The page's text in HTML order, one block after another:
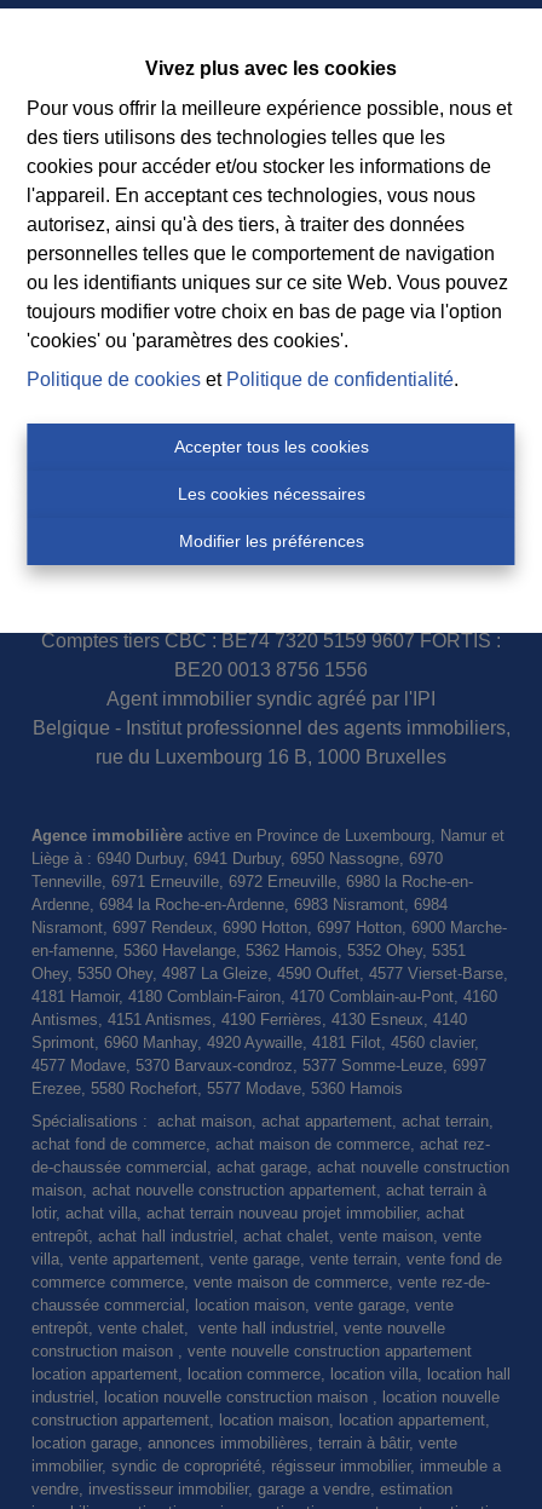
Vivez plus avec les cookies
Pour vous offrir la meilleure expérience possible, nous et
des tiers utilisons des technologies telles que les
cookies pour accéder et/ou stocker les informations de
l'appareil. En acceptant ces technologies, vous nous
autorisez, ainsi qu'à des tiers, à traiter des données
personnelles telles que le comportement de navigation
ou les identifiants uniques sur ce site Web. Vous pouvez
toujours modifier votre choix en bas de page via l'option
'cookies' ou 'paramètres des cookies'.
Politique de cookies et Politique de confidentialité.
Accepter tous les cookies
Les cookies nécessaires
Modifier les préférences
Rue Jean de Bohême 5
6940 DURBUY
Tel.:+32 86 218080
E-mail:info@cosseimmo.be
Suivez nos nouveaux biens, nos conseils immobiliers et
l’actualité de l’agence à Durbuy sur nos réseaux
sociaux.
COSSE Paul - IPI 100.854
Police assurance responsabilité civile et garantie : AXA
Comptes tiers CBC : BE74 7320 5159 9607 FORTIS :
BE20 0013 8756 1556
Agent immobilier syndic agréé par l'IPI
Belgique - Institut professionnel des agents immobiliers,
rue du Luxembourg 16 B, 1000 Bruxelles
Agence immobilière active en Province de Luxembourg, Namur et
Liège à : 6940 Durbuy, 6941 Durbuy, 6950 Nassogne, 6970
Tenneville, 6971 Erneuville, 6972 Erneuville, 6980 la Roche-en-
Ardenne, 6984 la Roche-en-Ardenne, 6983 Nisramont, 6984
Nisramont, 6997 Rendeux, 6990 Hotton, 6997 Hotton, 6900 Marche-
en-famenne, 5360 Havelange, 5362 Hamois, 5352 Ohey, 5351
Ohey, 5350 Ohey, 4987 La Gleize, 4590 Ouffet, 4577 Vierset-Barse,
4181 Hamoir, 4180 Comblain-Fairon, 4170 Comblain-au-Pont, 4160
Antismes, 4151 Antismes, 4190 Ferrières, 4130 Esneux, 4140
Sprimont, 6960 Manhay, 4920 Aywaille, 4181 Filot, 4560 clavier,
4577 Modave, 5370 Barvaux-condroz, 5377 Somme-Leuze, 6997
Erezee, 5580 Rochefort, 5577 Modave, 5360 Hamois
Spécialisations : achat maison, achat appartement, achat terrain,
achat fond de commerce, achat maison de commerce, achat rez-
de-chaussée commercial, achat garage, achat nouvelle construction
maison, achat nouvelle construction appartement, achat terrain à
lotir, achat villa, achat terrain nouveau projet immobilier, achat
entrepôt, achat hall industriel, achat chalet, vente maison, vente
villa, vente appartement, vente garage, vente terrain, vente fond de
commerce commerce, vente maison de commerce, vente rez-de-
chaussée commercial, location maison, vente garage, vente
entrepôt, vente chalet, vente hall industriel, vente nouvelle
construction maison , vente nouvelle construction appartement
location appartement, location commerce, location villa, location hall
industriel, location nouvelle construction maison , location nouvelle
construction appartement, location maison, location appartement,
location garage, annonces immobilières, terrain à bâtir, vente
immobilier, syndic de copropriété, régisseur immobilier, immeuble a
vendre, investisseur immobilier, garage a vendre, estimation